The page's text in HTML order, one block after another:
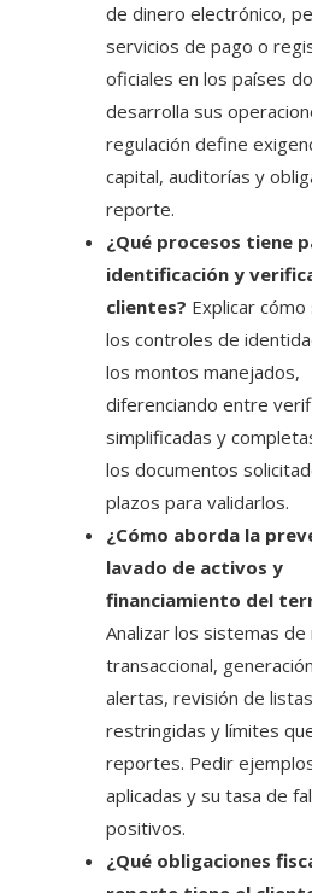
de dinero electrónico,
servicios de pago o
oficiales en los países
desarrolla sus
regulación define
capital, auditorías y
reporte.
¿Qué procesos tiene
identificación y
clientes? Explicar
los controles de
los montos manejados,
diferenciando entre
simplificadas y
los documentos
plazos para validarlos.
¿Cómo aborda la
lavado de activos y
financiamiento del
Analizar los sistemas
transaccional,
alertas, revisión de listas
restringidas y límites
reportes. Pedir
aplicadas y su tasa de
positivos.
¿Qué obligaciones